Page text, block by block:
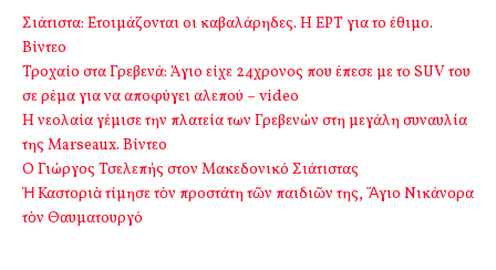
Σιάτιστα: Ετοιμάζονται οι καβαλάρηδες. Η ΕΡΤ για το έθιμο.
Βίντεο
Τροχαίο στα Γρεβενά: Άγιο είχε 24χρονος που έπεσε με το SUV του
σε ρέμα για να αποφύγει αλεπού – video
Η νεολαία γέμισε την πλατεία των Γρεβενών στη μεγάλη συναυλία
της Marseaux. Βίντεο
Ο Γιώργος Τσελεπής στον Μακεδονικό Σιάτιστας
Ἡ Καστοριὰ τίμησε τὸν προστάτη τῶν παιδιῶν της, Ἅγιο Νικάνορα
τὸν Θαυματουργό